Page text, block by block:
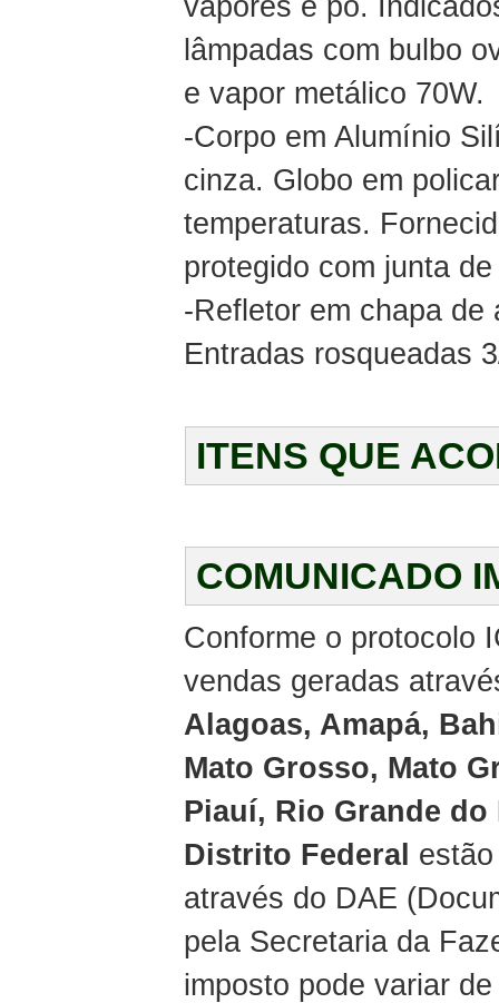
vapores e pó.
lâmpadas com bulbo
e vapor metálico 70W.
-Corpo em Alumínio
cinza. Globo em
temperaturas.
protegido com junta
-Refletor em chapa de
Entradas rosqueadas
ITENS QUE
COMUNICADO
Conforme o protocolo
vendas geradas
Alagoas, Amapá,
Mato Grosso, Mato
Piauí, Rio Grande
Distrito Federal
através do DAE
pela Secretaria da
imposto pode variar